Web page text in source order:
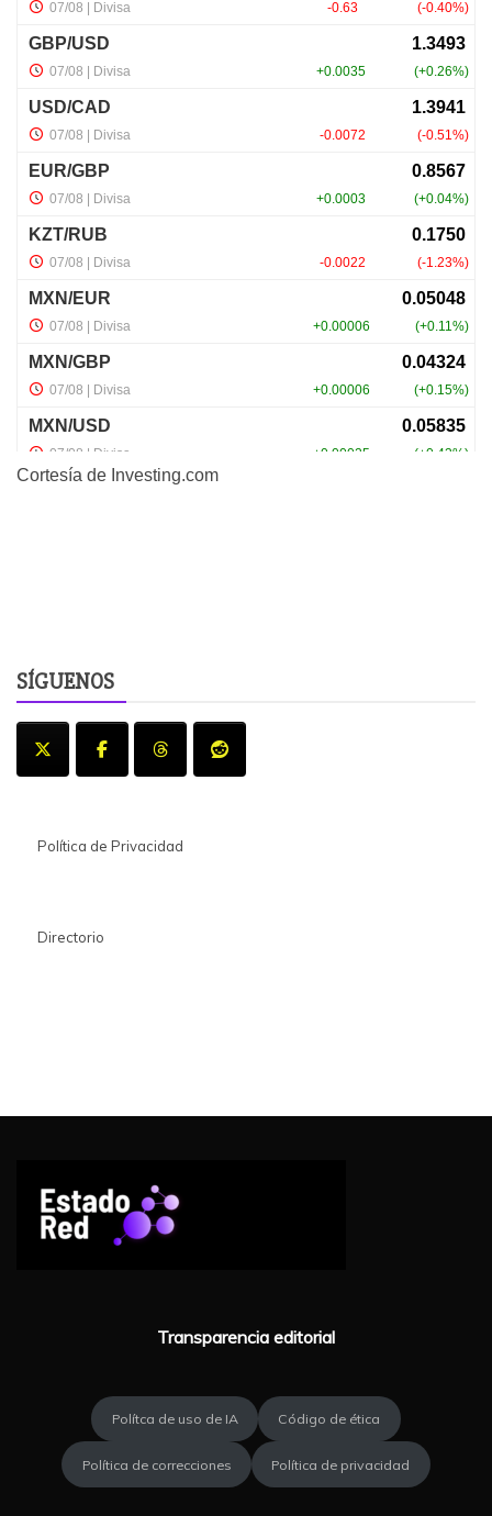
Cortesía de Investing.com
SÍGUENOS
Política de Privacidad
Directorio
Transparencia editorial
Polítca de uso de IA Código de ética
Política de correcciones Política de privacidad